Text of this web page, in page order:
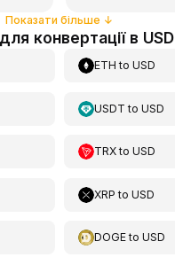
Показати більше ↓
конвертації в USD
ETH toUSD
USDT toUSD
TRXtoUSD
XRP toUSD
DOGEtoUSD